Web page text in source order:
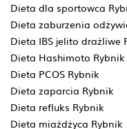
Dieta dla sportowca
Dieta zaburzenia
Dieta IBS jelito drażliwe
Dieta Hashimoto Rybnik
Dieta PCOS Rybnik
Dieta zaparcia Rybnik
Dieta refluks Rybnik
Dieta miażdżyca Rybnik